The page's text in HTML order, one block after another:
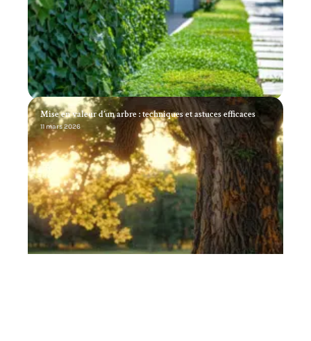
Mise en valeur d’un arbre : techniques et astuces efficaces
11 mars 2026